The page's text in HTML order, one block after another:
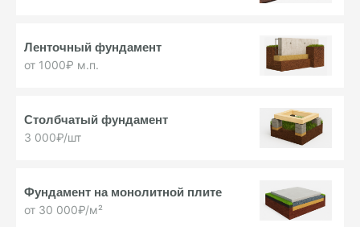
Ленточный фундамент
от 1000₽ м.п.
Столбчатый фундамент
3 000₽/шт
Фундамент на монолитной плите
от 30 000₽/м²